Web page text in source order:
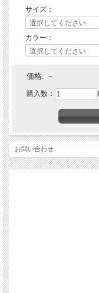
サイズ：
カラー：
価格: －
購入数：
お問い合わせ